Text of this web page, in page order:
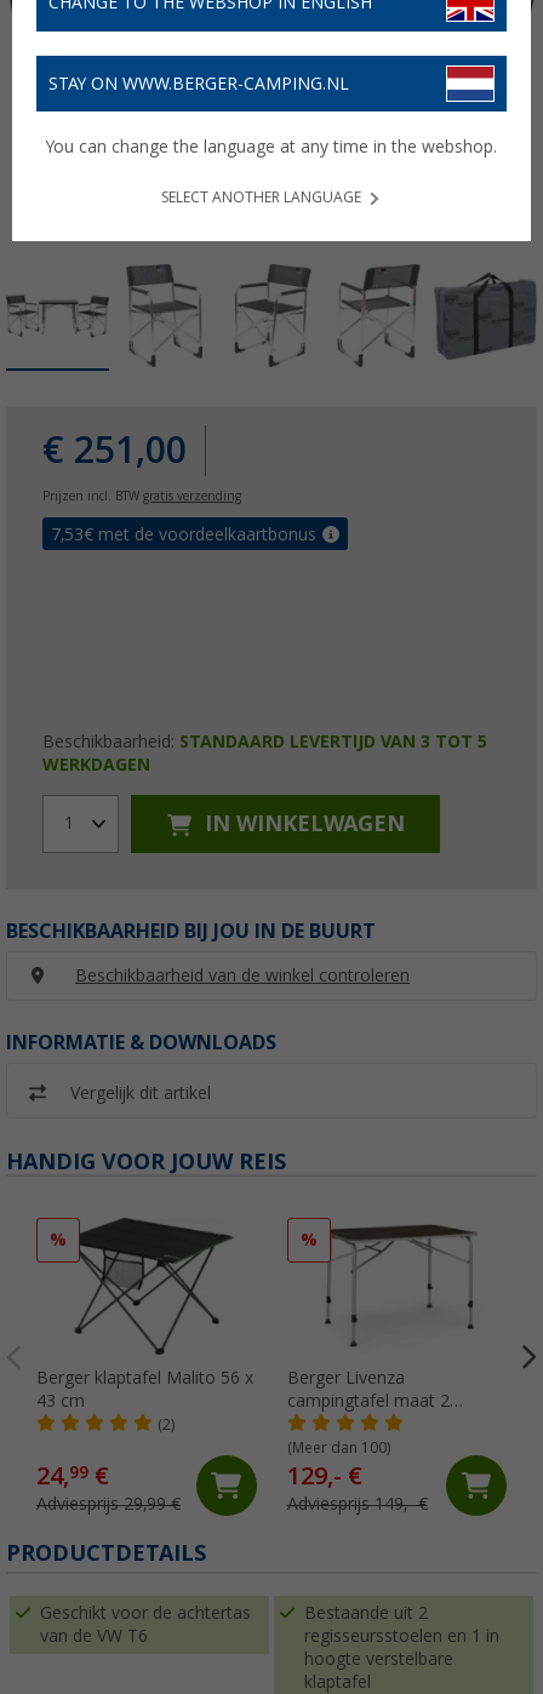
€ 251,00
Prijzen incl. BTW gratis verzending
7,53€ met de voordeelkaartbonus
Beschikbaarheid: STANDAARD LEVERTIJD VAN 3 TOT 5
WERKDAGEN
1 IN WINKELWAGEN
BESCHIKBAARHEID BIJ JOU IN DE BUURT
Beschikbaarheid van de winkel controleren
INFORMATIE & DOWNLOADS
Vergelijk dit artikel
HANDIG VOOR JOUW REIS
%
Berger klaptafel Malito 56 x
43 cm
(2)
24,99 €
Adviesprijs 29,99 €
%
Berger Livenza
campingtafel maat 2
donker 100 x 68 cm
(Meer dan 100)
129,- €
Adviesprijs 149,- €
PRODUCTDETAILS
Geschikt voor de achtertas
van de VW T6
Bestaande uit 2
regisseursstoelen en 1 in
hoogte verstelbare
klaptafel
STAY ON WWW.BERGER-CAMPING.NL
You can change the language at any time in the webshop.
SELECT ANOTHER LANGUAGE